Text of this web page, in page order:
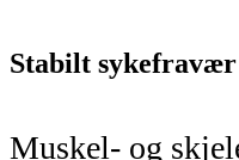
Stabilt sykefravær
Muskel- og